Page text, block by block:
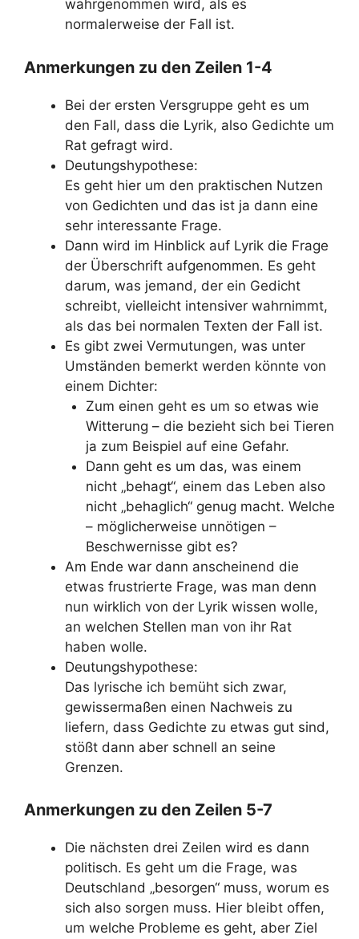
wahrgenommen wird, als es
normalerweise der Fall ist.
Anmerkungen zu den Zeilen 1-4
Bei der ersten Versgruppe geht es um
den Fall, dass die Lyrik, also Gedichte um
Rat gefragt wird.
Deutungshypothese:
Es geht hier um den praktischen Nutzen
von Gedichten und das ist ja dann eine
sehr interessante Frage.
Dann wird im Hinblick auf Lyrik die Frage
der Überschrift aufgenommen. Es geht
darum, was jemand, der ein Gedicht
schreibt, vielleicht intensiver wahrnimmt,
als das bei normalen Texten der Fall ist.
Es gibt zwei Vermutungen, was unter
Umständen bemerkt werden könnte von
einem Dichter:
Zum einen geht es um so etwas wie
Witterung – die bezieht sich bei Tieren
ja zum Beispiel auf eine Gefahr.
Dann geht es um das, was einem
nicht „behagt“, einem das Leben also
nicht „behaglich“ genug macht. Welche
– möglicherweise unnötigen –
Beschwernisse gibt es?
Am Ende war dann anscheinend die
etwas frustrierte Frage, was man denn
nun wirklich von der Lyrik wissen wolle,
an welchen Stellen man von ihr Rat
haben wolle.
Deutungshypothese:
Das lyrische ich bemüht sich zwar,
gewissermaßen einen Nachweis zu
liefern, dass Gedichte zu etwas gut sind,
stößt dann aber schnell an seine
Grenzen.
Anmerkungen zu den Zeilen 5-7
Die nächsten drei Zeilen wird es dann
politisch. Es geht um die Frage, was
Deutschland „besorgen“ muss, worum es
sich also sorgen muss. Hier bleibt offen,
um welche Probleme es geht, aber Ziel